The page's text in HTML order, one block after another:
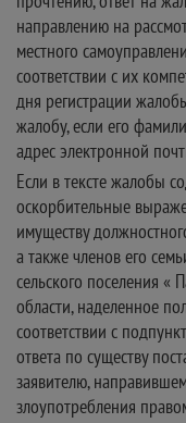
направлению на
местного
соответствии с их
дня регистрации
жалобу, если его
адрес электронной
Если в тексте жалобы
оскорбительные
имуществу
а также членов его
сельского поселения «
области, наделенное
соответствии с
ответа по существу
заявителю,
злоупотребления